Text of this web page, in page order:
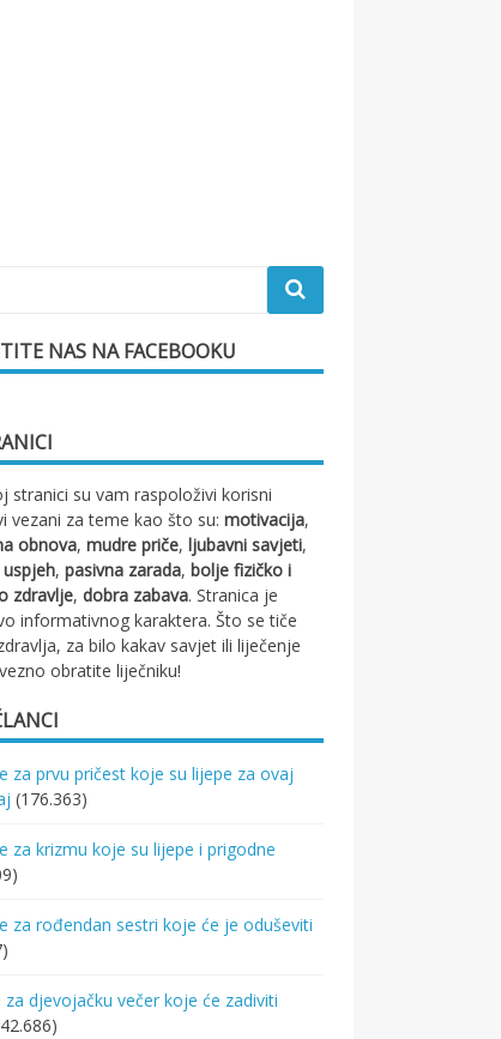
NAS NA FACEBOOKU
stranici su vam raspoloživi korisni
vezani za teme kao što su:motivacija,
obnova,mudre priče,ljubavni savjeti,
,pasivna zarada,bolje fizičko i
zdravlje,dobra zabava. Stranica je
informativnog karaktera. Što se tiče
za bilo kakav savjet ili liječenje
obratite liječniku!
za prvu pričest koje su lijepe za ovaj
(176.363)
za krizmu koje su lijepe i prigodne
za rođendan sestri koje će je oduševiti
za djevojačku večer koje će zadiviti